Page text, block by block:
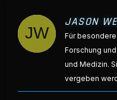
JASON
Für
Forschung
und Medizin.
vergeben